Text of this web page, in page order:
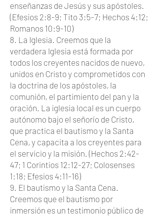
enseñanzas de Jesús y sus apóstoles.
(Efesios 2:8-9; Tito 3:5-7; Hechos 4:12;
Romanos 10:9-10)
8. La Iglesia. Creemos que la
verdadera Iglesia está formada por
todos los creyentes nacidos de nuevo,
unidos en Cristo y comprometidos con
la doctrina de los apóstoles, la
comunión, el partimiento del pan y la
oración. La iglesia local es un cuerpo
autónomo bajo el señorío de Cristo,
que practica el bautismo y la Santa
Cena, y capacita a los creyentes para
el servicio y la misión. (Hechos 2:42-
47; 1 Corintios 12:12-27; Colosenses
1:18; Efesios 4:11-16)
9. El bautismo y la Santa Cena.
Creemos que el bautismo por
inmersión es un testimonio público de